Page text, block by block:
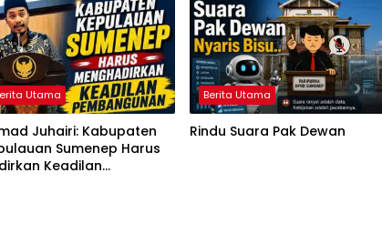
Utama
Juhairi: Kabupaten
Sumenep Harus
Keadilan
Berita Utama
Rindu Suara Pak Dewan